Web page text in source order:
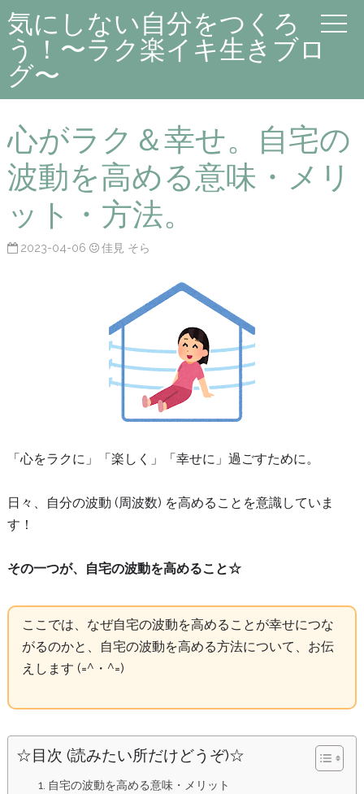
気にしない自分をつくろ
う！〜ラク楽イキ生きブロ
グ〜
心がラク＆幸せ。自宅の
波動を高める意味・メリ
ット・方法。
2023-04-06 佳見 そら
「心をラクに」「楽しく」「幸せに」過ごすために。
日々、自分の波動 (周波数) を高めることを意識していま
す！
その一つが、自宅の波動を高めること☆
ここでは、なぜ自宅の波動を高めることが幸せにつな
がるのかと、自宅の波動を高める方法について、お伝
えします (=^・^=)
☆目次 (読みたい所だけどうぞ)☆
自宅の波動を高める意味・メリット